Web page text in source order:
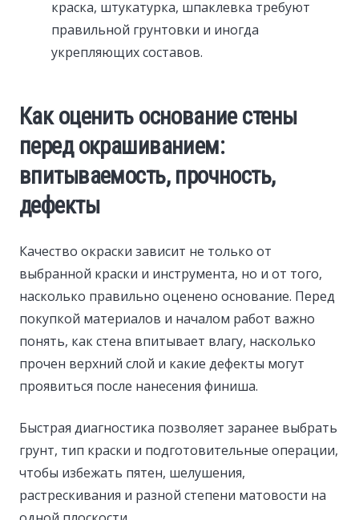
краска, штукатурка, шпаклевка требуют
правильной грунтовки и иногда
укрепляющих составов.
Как оценить основание стены
перед окрашиванием:
впитываемость, прочность,
дефекты
Качество окраски зависит не только от
выбранной краски и инструмента, но и от того,
насколько правильно оценено основание. Перед
покупкой материалов и началом работ важно
понять, как стена впитывает влагу, насколько
прочен верхний слой и какие дефекты могут
проявиться после нанесения финиша.
Быстрая диагностика позволяет заранее выбрать
грунт, тип краски и подготовительные операции,
чтобы избежать пятен, шелушения,
растрескивания и разной степени матовости на